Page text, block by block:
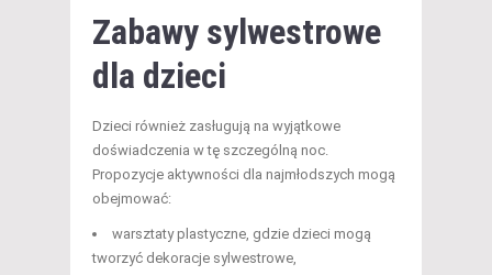
Zabawy sylwestrowe
dla dzieci
Dzieci również zasługują na wyjątkowe
doświadczenia w tę szczególną noc.
Propozycje aktywności dla najmłodszych mogą
obejmować:
warsztaty plastyczne, gdzie dzieci mogą
tworzyć dekoracje sylwestrowe,